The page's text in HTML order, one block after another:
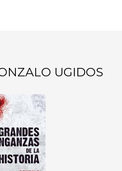
UGIDOS